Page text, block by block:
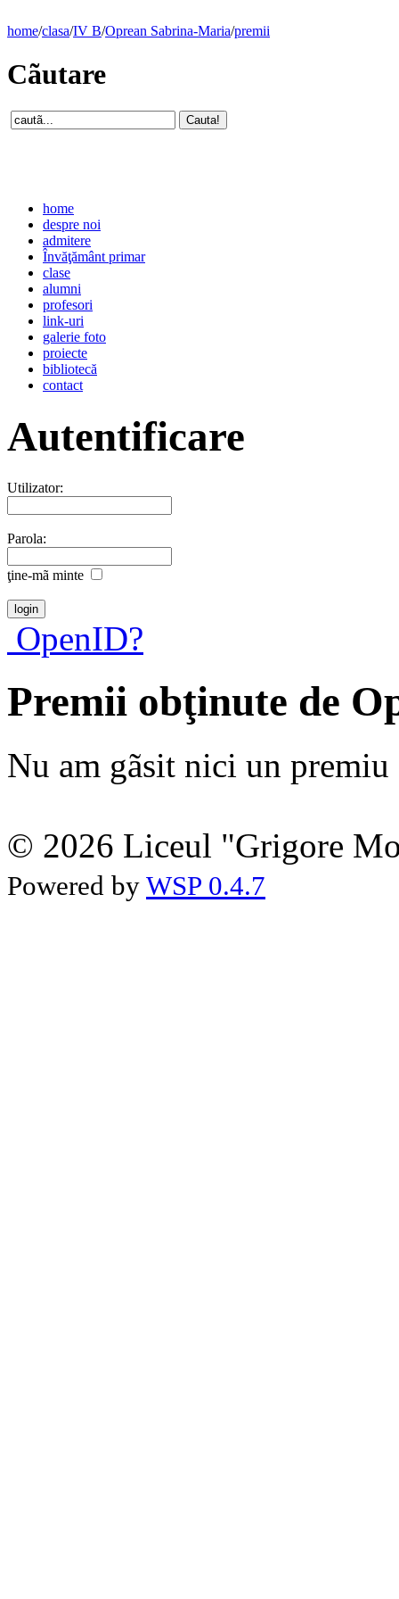
home/clasa/IV B/Oprean Sabrina-Maria/premii
Cãutare
home
despre noi
admitere
Învăţământ primar
clase
alumni
profesori
link-uri
galerie foto
proiecte
bibliotecă
contact
Autentificare
Utilizator:
Parola:
ţine-mã minte
OpenID?
Premii obţinute de
Nu am gãsit nici un premiu
© 2026 Liceul "Grigore
Powered by WSP 0.4.7